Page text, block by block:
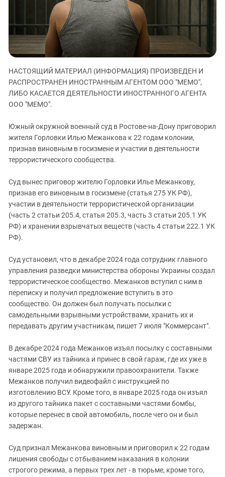
ЗАСТАВЛЯЕТ
КАВКАЗ ЗА ПАЛЕСТИНУ
ИНАКОМЫСЛИЕ В ЧЕЧНЕ
ПРЕСЛЕДОВАНИЕ АКТИВИСТОВ
МОБИЛИЗАЦИЯ И ПРОТЕСТЫ
Ингушетия
Кабардино-Балкария
Калмыкия
Карачаево-Черкесия
Краснодарский край
Нагорный Карабах
Ростовская область
Северная Осетия - Алания
СКФО
Ставропольский край
Чечня
Южная Осетия
Южный Кавказ
ЮФО
НАСТОЯЩИЙ МАТЕРИАЛ (ИНФОРМАЦИЯ) ПРОИЗВЕДЕН И
РАСПРОСТРАНЕН ИНОСТРАННЫМ АГЕНТОМ ООО "МЕМО",
ЛИБО КАСАЕТСЯ ДЕЯТЕЛЬНОСТИ ИНОСТРАННОГО АГЕНТА
ООО "МЕМО".
Южный окружной военный суд в Ростове-на-Дону приговорил
жителя Горловки Илью Межанкова к 22 годам колонии,
признав виновным в госизмене и участии в деятельности
террористического сообщества.
Суд вынес приговор жителю Горловки Илье Межанкову,
признав его виновным в госизмене (статья 275 УК РФ),
участии в деятельности террористической организации
(часть 2 статьи 205.4, статья 205.3, часть 3 статьи 205.1 УК
РФ) и хранении взрывчатых веществ (часть 4 статьи 222.1 УК
РФ).
Суд установил, что в декабре 2024 года сотрудник главного
управления разведки министерства обороны Украины создал
террористическое сообщество. Межанков вступил с ним в
переписку и получил предложение вступить в это
сообщество. Он должен был получать посылки с
самодельными взрывными устройствами, хранить их и
передавать другим участникам, пишет 7 июля "Коммерсант".
В декабре 2024 года Межанков изъял посылку с составными
частями СВУ из тайника и принес в свой гараж, где их уже в
январе 2025 года и обнаружили правоохранители. Также
Межанков получил видеофайл с инструкцией по
изготовлению ВСУ. Кроме того, в январе 2025 года он изъял
из другого тайника пакет с составными частями бомбы,
которые перенес в свой автомобиль, после чего он и был
задержан.
Суд признал Межанкова виновным и приговорил к 22 годам
лишения свободы с отбыванием наказания в колонии
строгого режима, а первых трех лет - в тюрьме, кроме того,